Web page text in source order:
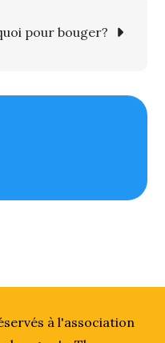
pour bouger?
à l'association